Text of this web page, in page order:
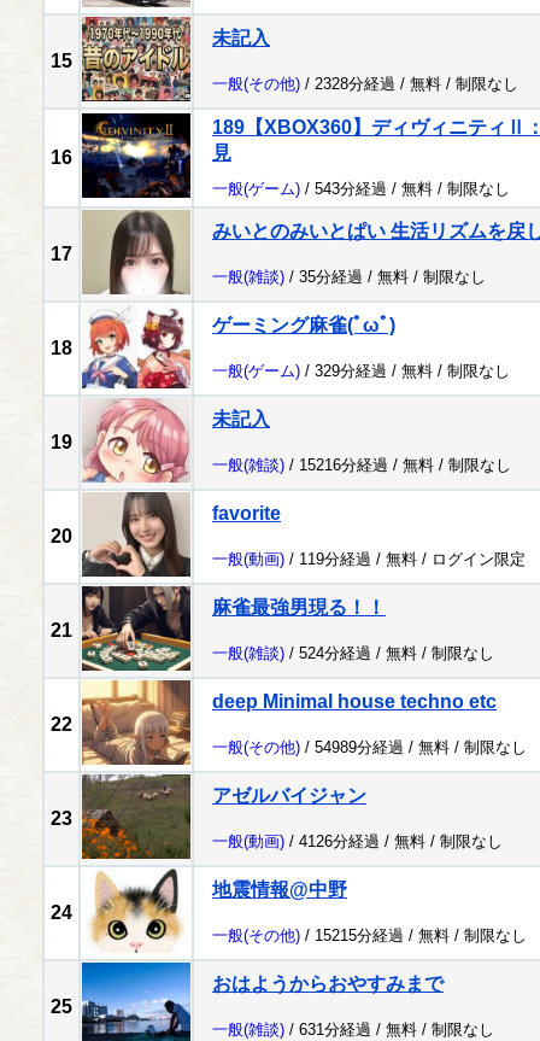
15
未記入
一般(その他) / 2328分経過 / 無料 / 制限なし
16
189【XBOX360】ディヴィニティⅡ
見
一般(ゲーム) / 543分経過 / 無料 / 制限なし
17
みいとのみいとぱい 生活リズムを戻
一般(雑談) / 35分経過 / 無料 / 制限なし
18
ゲーミング麻雀(ﾟωﾟ)
一般(ゲーム) / 329分経過 / 無料 / 制限なし
19
未記入
一般(雑談) / 15216分経過 / 無料 / 制限なし
20
favorite
一般(動画) / 119分経過 / 無料 / ログイン限定
21
麻雀最強男現る！！
一般(雑談) / 524分経過 / 無料 / 制限なし
22
deep Minimal house techno etc
一般(その他) / 54989分経過 / 無料 / 制限なし
23
アゼルバイジャン
一般(動画) / 4126分経過 / 無料 / 制限なし
24
地震情報@中野
一般(その他) / 15215分経過 / 無料 / 制限なし
25
おはようからおやすみまで
一般(雑談) / 631分経過 / 無料 / 制限なし